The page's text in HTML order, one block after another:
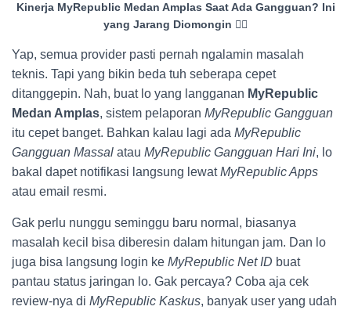
Kinerja MyRepublic Medan Amplas Saat Ada Gangguan? Ini
yang Jarang Diomongin 😮‍💨
Yap, semua provider pasti pernah ngalamin masalah
teknis. Tapi yang bikin beda tuh seberapa cepet
ditanggepin. Nah, buat lo yang langganan MyRepublic
Medan Amplas, sistem pelaporan MyRepublic Gangguan
itu cepet banget. Bahkan kalau lagi ada MyRepublic
Gangguan Massal atau MyRepublic Gangguan Hari Ini, lo
bakal dapet notifikasi langsung lewatMyRepublic Apps
atau email resmi.
Gak perlu nunggu seminggu baru normal, biasanya
masalah kecil bisa diberesin dalam hitungan jam. Dan lo
juga bisa langsung login ke MyRepublic Net ID buat
pantau status jaringan lo. Gak percaya? Coba aja cek
review-nya di MyRepublic Kaskus, banyak user yang udah